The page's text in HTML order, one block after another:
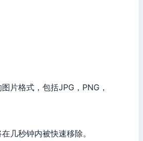
片格式，包括JPG，PNG，
几秒钟内被快速移除。